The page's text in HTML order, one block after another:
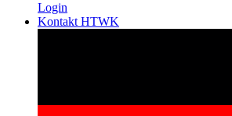
Login
Kontakt HTWK